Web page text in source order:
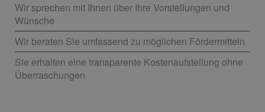
Wir sprechen mit Ihnen über Ihre Vorstellungen und
Wünsche
Wir beraten Sie umfassend zu möglichen Fördermitteln
Sie erhalten eine transparente Kostenaufstellung ohne
Überraschungen